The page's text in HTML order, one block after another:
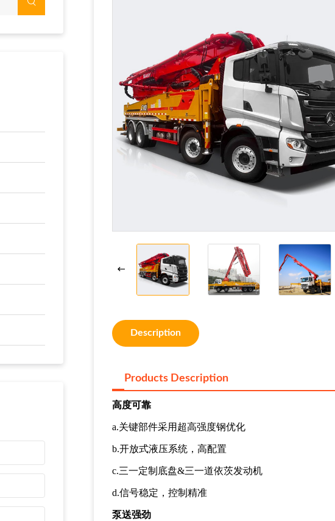
Description
Products Description
高度可靠
a.关键部件采用超高强度钢优化
b.开放式液压系统，高配置
c.三一定制底盘&三一道依茨发动机
d.信号稳定，控制精准
泵送强劲